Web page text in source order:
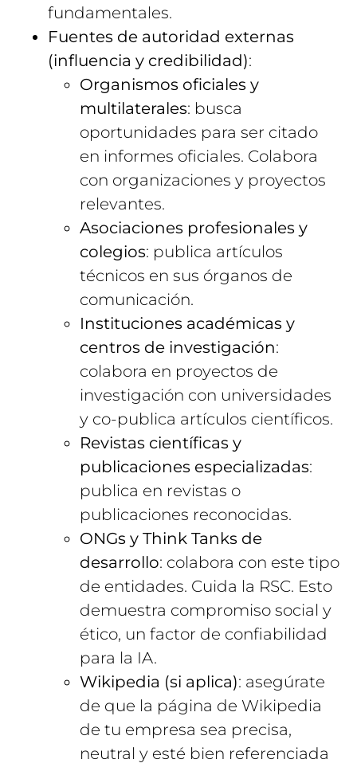
fundamentales.
Fuentes de autoridad externas
(influencia y credibilidad):
Organismos oficiales y
multilaterales: busca
oportunidades para ser citado
en informes oficiales. Colabora
con organizaciones y proyectos
relevantes.
Asociaciones profesionales y
colegios: publica artículos
técnicos en sus órganos de
comunicación.
Instituciones académicas y
centros de investigación:
colabora en proyectos de
investigación con universidades
y co-publica artículos científicos.
Revistas científicas y
publicaciones especializadas:
publica en revistas o
publicaciones reconocidas.
ONGs y Think Tanks de
desarrollo: colabora con este tipo
de entidades. Cuida la RSC. Esto
demuestra compromiso social y
ético, un factor de confiabilidad
para la IA.
Wikipedia (si aplica): asegúrate
de que la página de Wikipedia
de tu empresa sea precisa,
neutral y esté bien referenciada